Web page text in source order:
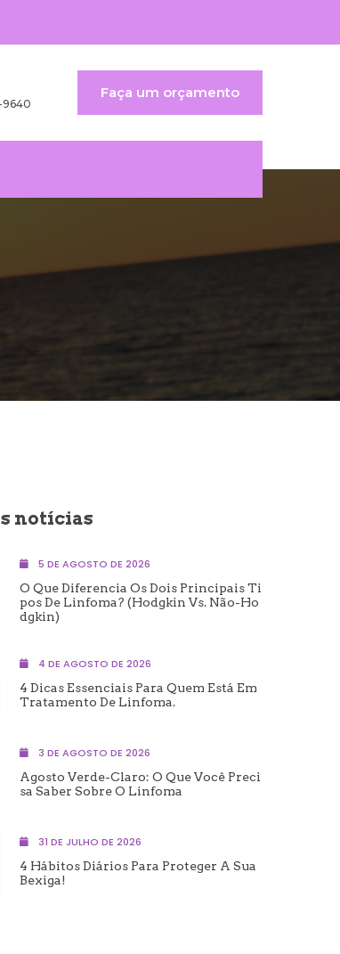
9640
Faça um orçamento
notícias
5 DE AGOSTO DE 2026
O Que Diferencia Os Dois Principais Ti
Pos De Linfoma? (Hodgkin Vs. Não-Ho
Dgkin)
4 DE AGOSTO DE 2026
4 Dicas Essenciais Para Quem Está Em
Tratamento De Linfoma.
3 DE AGOSTO DE 2026
Agosto Verde-Claro: O Que Você Preci
Sa Saber Sobre O Linfoma
31 DE JULHO DE 2026
4 Hábitos Diários Para Proteger A Sua
Bexiga!